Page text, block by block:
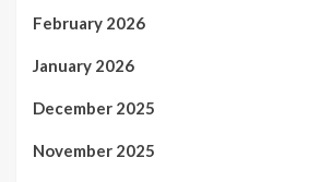
February 2026
January 2026
December 2025
November 2025